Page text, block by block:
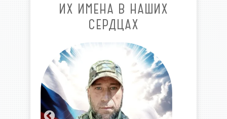
ИХ ИМЕНА В НАШИХ
СЕРДЦАХ